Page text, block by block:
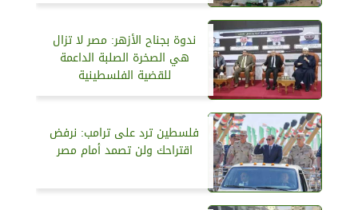
ندوة بجناح الأزهر: مصر لا تزال
هي الصخرة الصلبة الداعمة
للقضية الفلسطينية
فلسطين ترد على ترامب: نرفض
اقتراحك ولن تصمد أمام مصر